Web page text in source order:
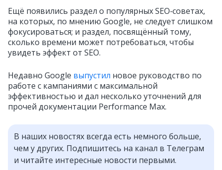
Ещё появились раздел о популярных SEO‑советах,
на которых, по мнению Google, не следует слишком
фокусироваться; и раздел, посвящённый тому,
сколько времени может потребоваться, чтобы
увидеть эффект от SEO.
Недавно Google выпустил новое руководство по
работе с кампаниями с максимальной
эффективностью и дал несколько уточнений для
прочей документации Performance Max.
В наших новостях всегда есть немного больше,
чем у других. Подпишитесь на канал в Телеграм
и читайте интересные новости первыми.